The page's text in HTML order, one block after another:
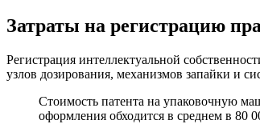
Затраты на регистрацию
Регистрация интеллектуальной
узлов дозирования, механизмов запайки и
Стоимость патента на упаковочную
оформления обходится в среднем в 80